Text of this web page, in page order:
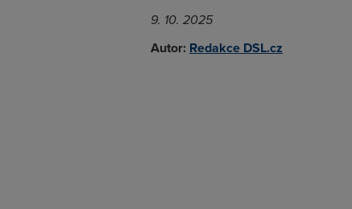
9. 10. 2025
Autor: Redakce DSL.cz